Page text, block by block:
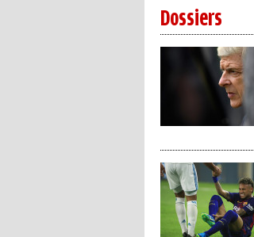
Dossiers